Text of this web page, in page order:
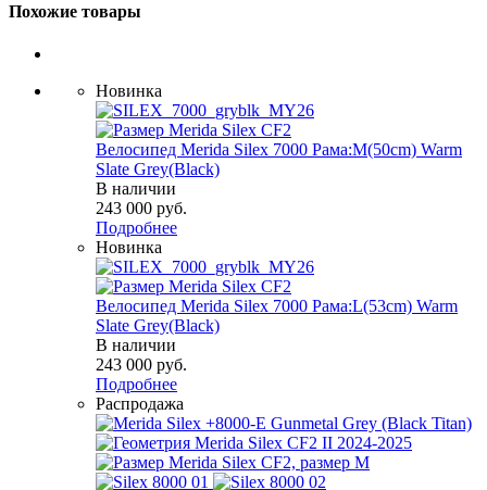
Похожие товары
Новинка
Велосипед Merida Silex 7000 Рама:M(50cm) Warm
Slate Grey(Black)
В наличии
243 000 руб.
Подробнее
Новинка
Велосипед Merida Silex 7000 Рама:L(53cm) Warm
Slate Grey(Black)
В наличии
243 000 руб.
Подробнее
Распродажа